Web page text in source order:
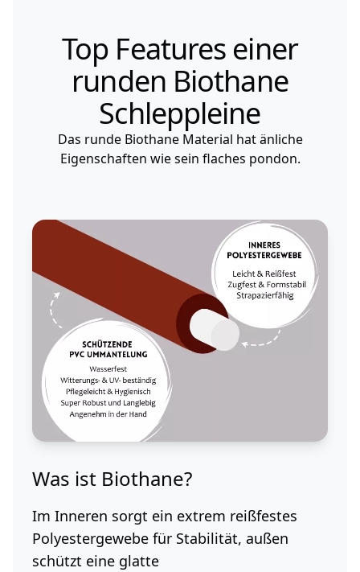
Top Features einer
runden Biothane
Schleppleine
Das runde Biothane Material hat änliche
Eigenschaften wie sein flaches pondon.
Was ist Biothane?
Im Inneren sorgt ein extrem reißfestes
Polyestergewebe für Stabilität, außen
schützt eine glatte